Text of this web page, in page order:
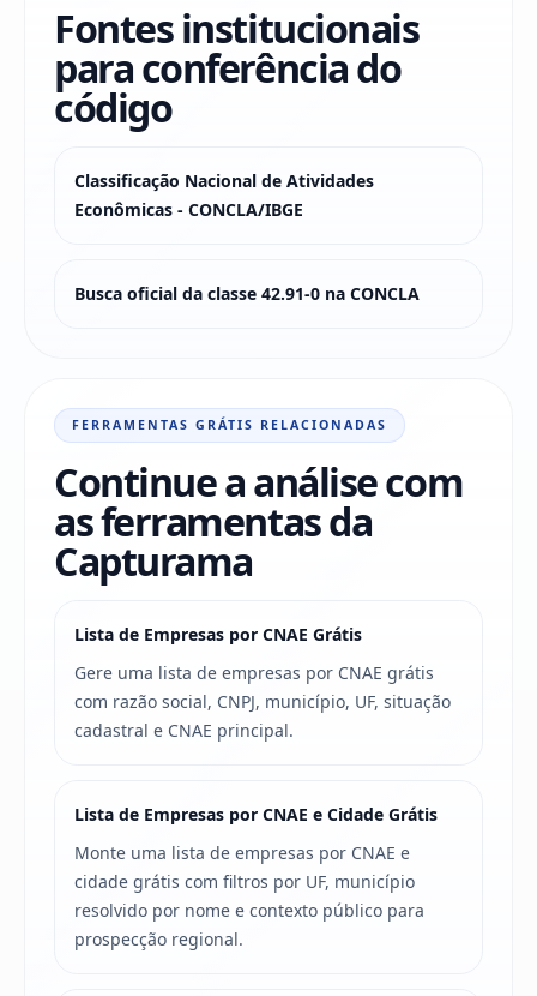
Fontes institucionais
para conferência do
código
Classificação Nacional de Atividades
Econômicas - CONCLA/IBGE
Busca oficial da classe 42.91-0 na CONCLA
FERRAMENTAS GRÁTIS RELACIONADAS
Continue a análise com
as ferramentas da
Capturama
Lista de Empresas por CNAE Grátis
Gere uma lista de empresas por CNAE grátis
com razão social, CNPJ, município, UF, situação
cadastral e CNAE principal.
Lista de Empresas por CNAE e Cidade Grátis
Monte uma lista de empresas por CNAE e
cidade grátis com filtros por UF, município
resolvido por nome e contexto público para
prospecção regional.